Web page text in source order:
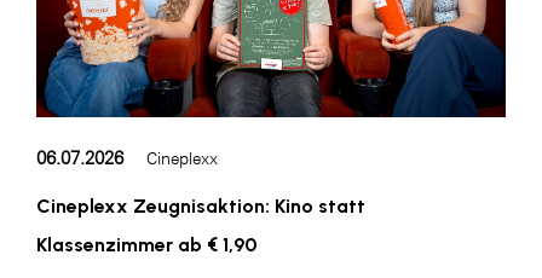
06.07.2026 Cineplexx
Cineplexx Zeugnisaktion: Kino statt
Klassenzimmer ab € 1,90